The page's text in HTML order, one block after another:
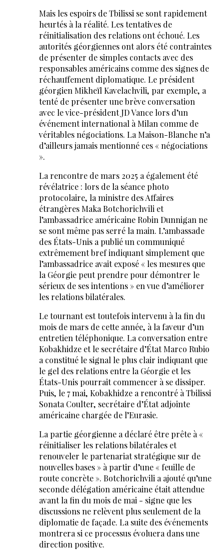
Mais les espoirs de Tbilissi se sont rapidement
heurtés à la réalité. Les tentatives de
réinitialisation des relations ont échoué. Les
autorités géorgiennes ont alors été contraintes
de présenter de simples contacts avec des
responsables américains comme des signes de
réchauffement diplomatique. Le président
géorgien Mikheïl Kavelachvili, par exemple, a
tenté de présenter une brève conversation
avec le vice-président JD Vance lors d’un
événement international à Milan comme de
véritables négociations. La Maison-Blanche n’a
d’ailleurs jamais mentionné ces « négociations
».
La rencontre de mars 2025 a également été
révélatrice : lors de la séance photo
protocolaire, la ministre des Affaires
étrangères Maka Botchorichvili et
l’ambassadrice américaine Robin Dunnigan ne
se sont même pas serré la main. L’ambassade
des États-Unis a publié un communiqué
extrêmement bref indiquant simplement que
l’ambassadrice avait exposé « les mesures que
la Géorgie peut prendre pour démontrer le
sérieux de ses intentions » en vue d’améliorer
les relations bilatérales.
Le tournant est toutefois intervenu à la fin du
mois de mars de cette année, à la faveur d’un
entretien téléphonique. La conversation entre
Kobakhidze et le secrétaire d’État Marco Rubio
a constitué le signal le plus clair indiquant que
le gel des relations entre la Géorgie et les
États-Unis pourrait commencer à se dissiper.
Puis, le 7 mai, Kobakhidze a rencontré à Tbilissi
Sonata Coulter, secrétaire d’État adjointe
américaine chargée de l’Eurasie.
La partie géorgienne a déclaré être prête à «
réinitialiser les relations bilatérales et
renouveler le partenariat stratégique sur de
nouvelles bases » à partir d’une « feuille de
route concrète ». Botchorichvili a ajouté qu’une
seconde délégation américaine était attendue
avant la fin du mois de mai - signe que les
discussions ne relèvent plus seulement de la
diplomatie de façade. La suite des événements
montrera si ce processus évoluera dans une
direction positive.